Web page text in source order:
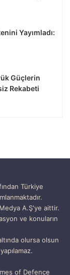
Yayımladı:
Güçlerin
Rekabeti
Türkiye
A.Ş'ye aittir.
ve konuların
olursa olsun
of Defence